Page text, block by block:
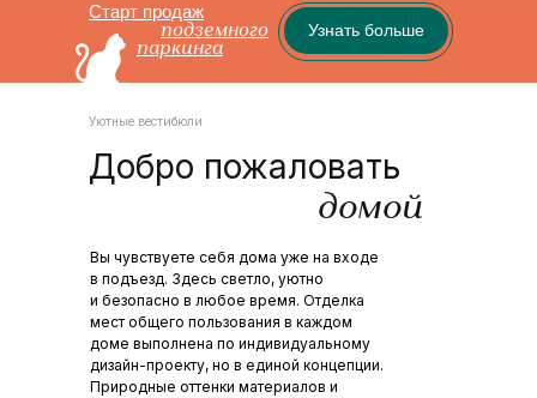
Узнать больше
подземного
паркинга
Старт продаж
Уютные вестибюли
Добро пожаловать
домой
Вы чувствуете себя дома уже на входе
в подъезд. Здесь светло, уютно
и безопасно в любое время. Отделка
мест общего пользования в каждом
доме выполнена по индивидуальному
дизайн-проекту, но в единой концепции.
Природные оттенки материалов и